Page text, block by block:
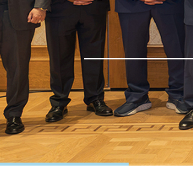
Δελτίο Τύπου
Ετήσια Τακτική Γενική
ΠΕΡΙΣΣΟΤΕΡΑ